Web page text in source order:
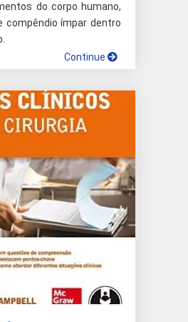
do corpo humano,
compêndio ímpar dentro
Continue